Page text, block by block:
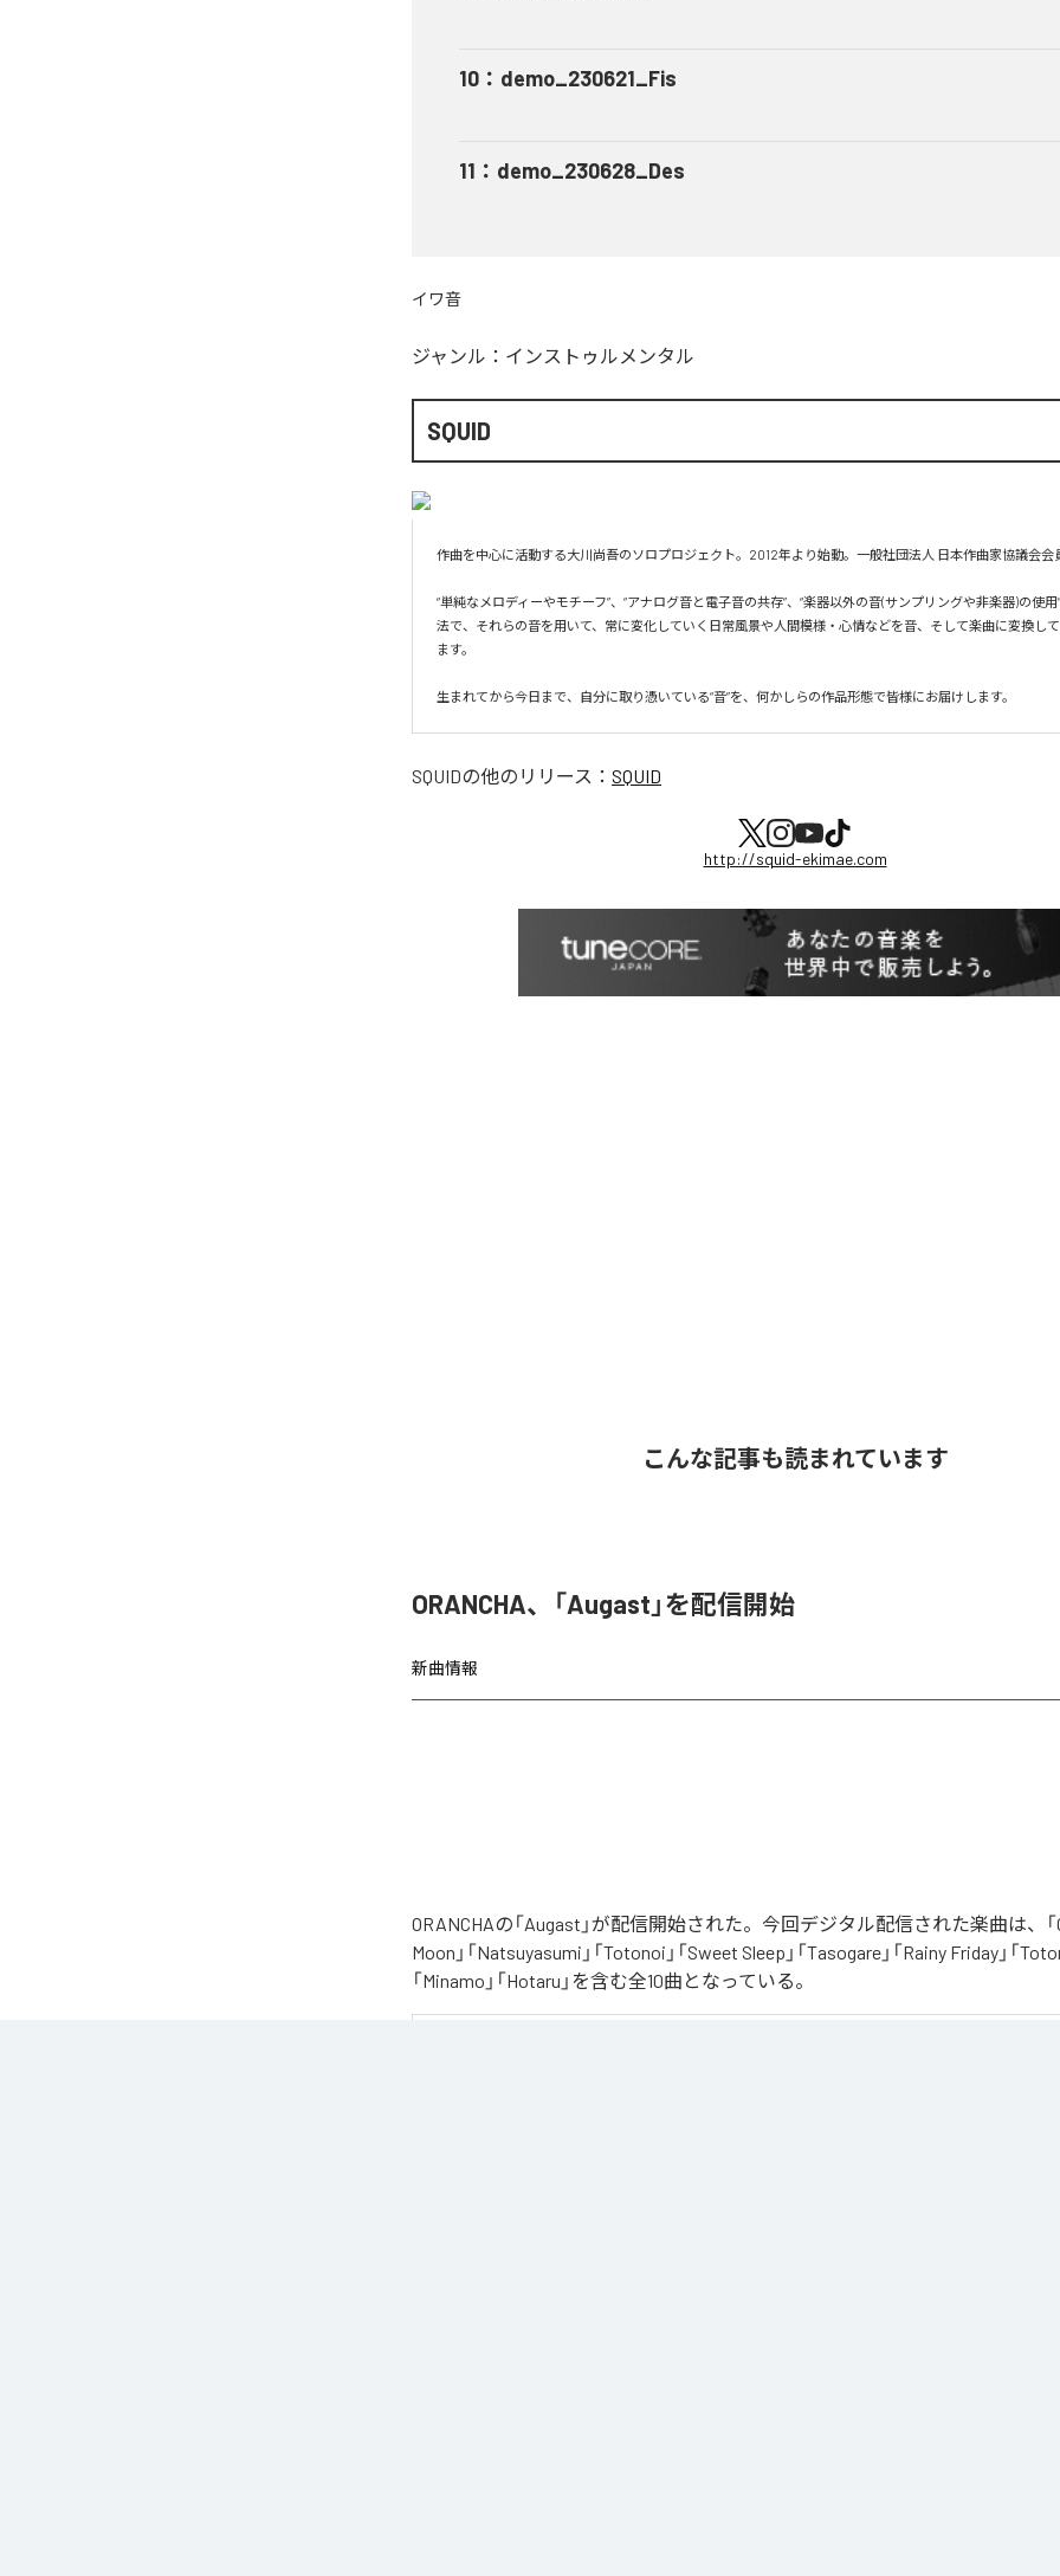
10 ： demo_230621_Fis
11 ： demo_230628_Des
イワ音
ジャンル： インストゥルメンタル
SQUID
作曲を中心に活動する大川尚吾のソロプロジェクト。2012年より始動。一般社団法人 日本作曲家協議会会
“単純なメロディーやモチーフ”、“アナログ音と電子音の共存”、“楽器以外の音(サンプリングや非楽器)の使
法で、それらの音を用いて、常に変化していく日常風景や人間模様・心情などを音、そして楽曲に変換し
ます。
生まれてから今日まで、自分に取り憑いている“音”を、何かしらの作品形態で皆様にお届けします。
SQUIDの他のリリース： SQUID
http://squid-ekimae.com
こんな記事も読まれています
ORANCHA、「Augast」を配信開始
新曲情報
ORANCHAの「Augast」が配信開始された。今回デジタル配信された楽曲は、「
Moon」「Natsuyasumi」「Totonoi」「Sweet Sleep」「Tasogare」「Rainy Friday」「
「Minamo」「Hotaru」を含む全10曲となっている。